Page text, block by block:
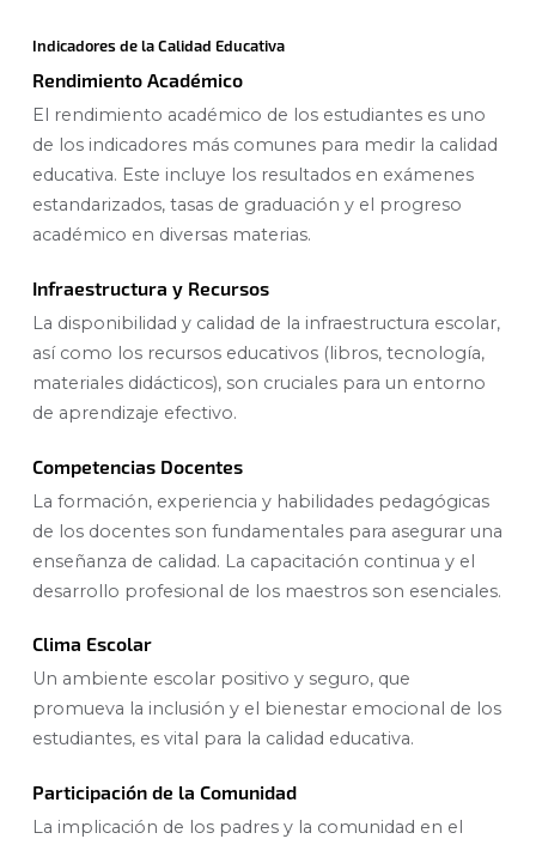
Indicadores de la Calidad Educativa
Rendimiento Académico
El rendimiento académico de los estudiantes es uno
de los indicadores más comunes para medir la calidad
educativa. Este incluye los resultados en exámenes
estandarizados, tasas de graduación y el progreso
académico en diversas materias.
Infraestructura y Recursos
La disponibilidad y calidad de la infraestructura escolar,
así como los recursos educativos (libros, tecnología,
materiales didácticos), son cruciales para un entorno
de aprendizaje efectivo.
Competencias Docentes
La formación, experiencia y habilidades pedagógicas
de los docentes son fundamentales para asegurar una
enseñanza de calidad. La capacitación continua y el
desarrollo profesional de los maestros son esenciales.
Clima Escolar
Un ambiente escolar positivo y seguro, que
promueva la inclusión y el bienestar emocional de los
estudiantes, es vital para la calidad educativa.
Participación de la Comunidad
La implicación de los padres y la comunidad en el